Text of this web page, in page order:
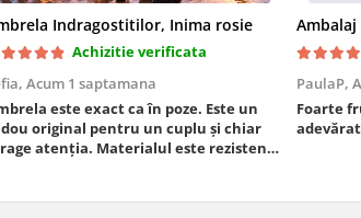
Indragostitilor, Inima rosie
Achizitie verificata
Acum 1 saptamana
este exact ca în poze. Este un
original pentru un cuplu și chiar
atenția. Materialul este rezistent,
și o recomand celor care vor
PaulaP,
Foarte